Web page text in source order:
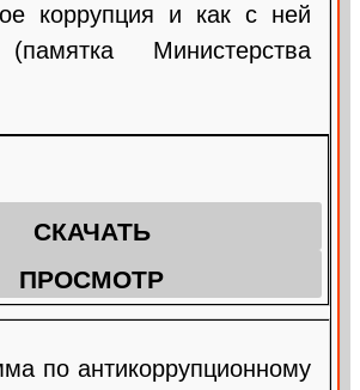
коррупция и как с ней
Министерства
СКАЧАТЬ
ПРОСМОТР
по антикоррупционному